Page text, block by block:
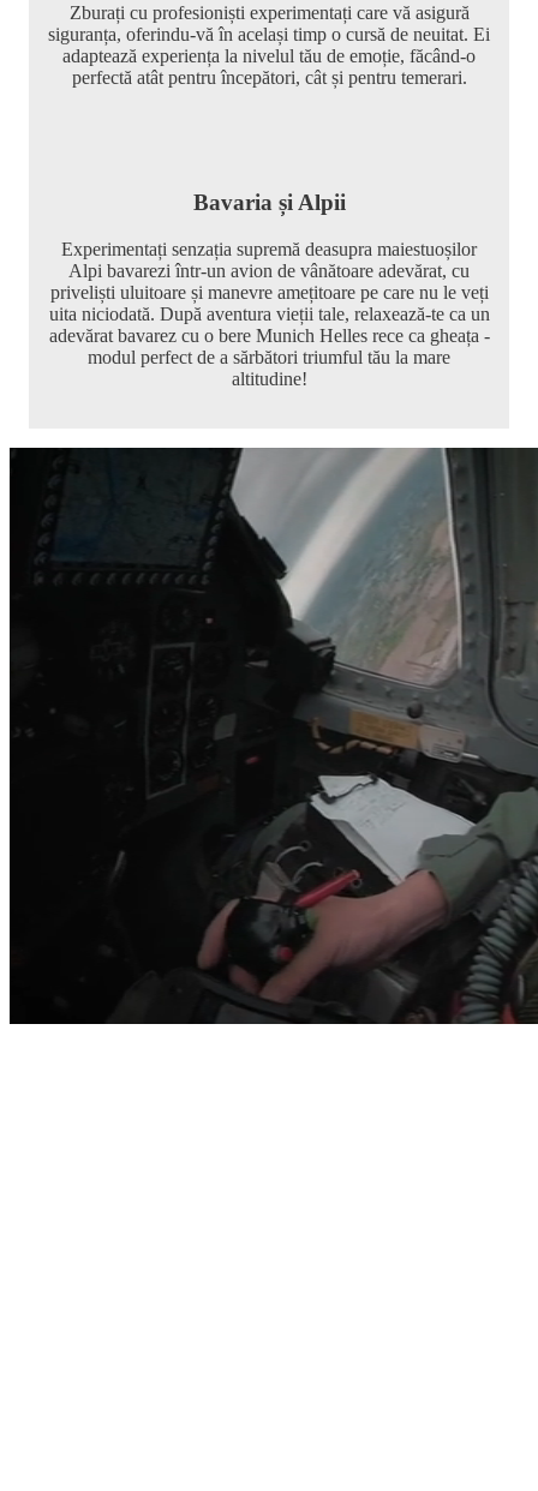
Zburați cu profesioniști experimentați care vă asigură
siguranța, oferindu-vă în același timp o cursă de neuitat. Ei
adaptează experiența la nivelul tău de emoție, făcând-o
perfectă atât pentru începători, cât și pentru temerari.
Bavaria și Alpii
Experimentați senzația supremă deasupra maiestuoșilor
Alpi bavarezi într-un avion de vânătoare adevărat, cu
priveliști uluitoare și manevre amețitoare pe care nu le veți
uita niciodată. După aventura vieții tale, relaxează-te ca un
adevărat bavarez cu o bere Munich Helles rece ca gheața -
modul perfect de a sărbători triumful tău la mare
altitudine!